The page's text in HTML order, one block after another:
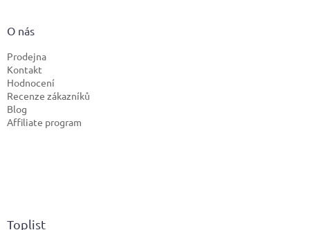
O nás
Prodejna
Kontakt
Hodnocení
Recenze zákazníků
Blog
Affiliate program
Toplist